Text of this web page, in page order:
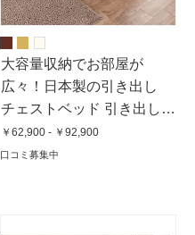
大容量収納でお部屋が
広々！日本製の引き出し
チェストベッド 引き出し収
納タイプ 角が丸い薄型棚
（フレームのみ）
￥62,900 - ￥92,900
口コミ募集中